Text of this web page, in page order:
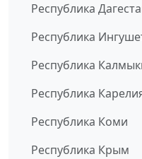
Республика
Республика
Республика
Республика
Республика Коми
Республика Крым